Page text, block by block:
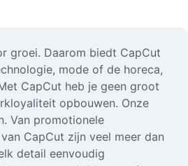
groei. Daarom biedt CapCut
mode of de horeca,
CapCut heb je geen groot
opbouwen. Onze
Van promotionele
CapCut zijn veel meer dan
detail eenvoudig